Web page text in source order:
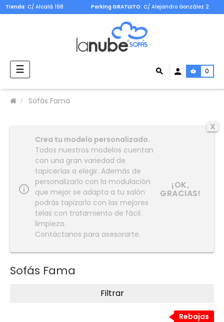
Tienda: C/ Alcalá 198 Parking GRATUITO: C/ Alejandro González 2
Navegación
de
palanca
☰ 0
Sofás Fama
X
info_outline
Crea tu modelo personalizado.
Todos nuestros modelos cuentan
con una gran variedad de
tapicerías a elegir. Además de
personalizarlo con la modulación
que mejor se adapta a tu salón
podrás tapizarlo con las mejores
telas con tratamiento de fácil
limpieza.
Contáctanos para asesorarte.
¡OK,
GRACIAS!
Sofás Fama
Filtrar
Rebajas
Rebajas